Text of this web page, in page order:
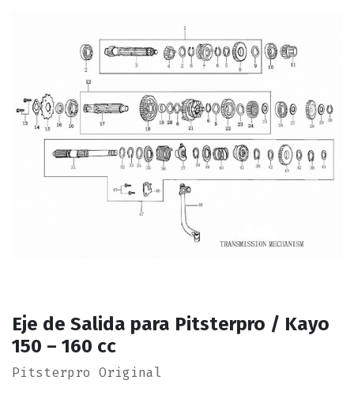
Eje de Salida para Pitsterpro / Kayo
150 – 160 cc
Pitsterpro Original